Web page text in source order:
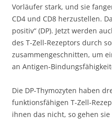
Vorläufer stark, und sie
CD4 und CD8 herzustellen.
positiv“ (DP). Jetzt werden
des T-Zell-Rezeptors durch
zusammengeschnitten, um
an Antigen-
Die DP-Thymozyten haben
funktionsfähigen T-Zell-
ihnen das nicht, so gehen